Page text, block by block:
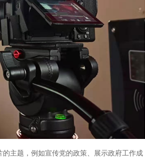
主题，例如宣传党的政策、展示政府工作成